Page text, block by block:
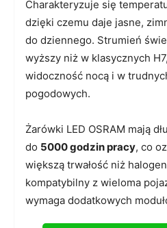
Charakteryzuje się
dzięki czemu daje jasne,
do dziennego. Strumień
wyższy niż w klasycznych
widoczność nocą i w
pogodowych.
Żarówki LED OSRAM mają
do 5000 godzin pracy, co
większą trwałość niż
kompatybilny z wieloma
wymaga dodatkowych